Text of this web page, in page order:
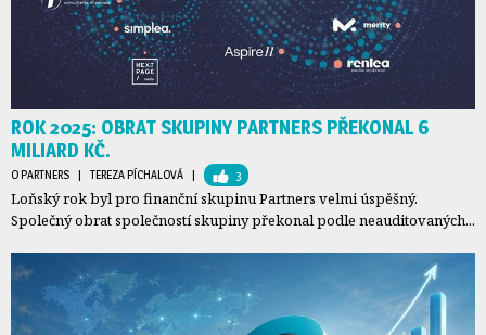
ROK 2025: OBRAT SKUPINY PARTNERS PŘEKONAL 6
MILIARD KČ.
O PARTNERS | TEREZA PÍCHALOVÁ | 3
Loňský rok byl pro finanční skupinu Partners velmi úspěšný.
Společný obrat společností skupiny překonal podle neauditovaných...